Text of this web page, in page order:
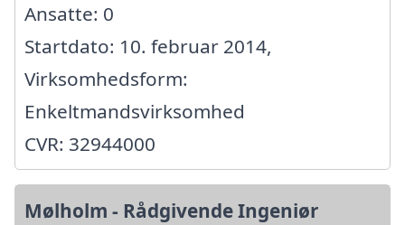
Ansatte: 0
Startdato: 10. februar 2014,
Virksomhedsform:
Enkeltmandsvirksomhed
CVR: 32944000
Mølholm - Rådgivende Ingeniør